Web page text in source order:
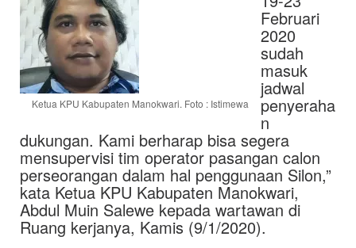
Ketua KPU Kabupaten Manokwari. Foto : Istimewa
Februari
2020
sudah
masuk
jadwal
penyeraha
n
dukungan. Kami berharap bisa segera
mensupervisi tim operator pasangan calon
perseorangan dalam hal penggunaan Silon,”
kata Ketua KPU Kabupaten Manokwari,
Abdul Muin Salewe kepada wartawan di
Ruang kerjanya, Kamis (9/1/2020).